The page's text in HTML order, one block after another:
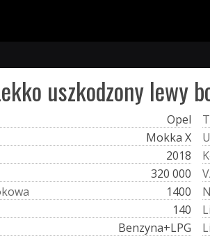
uszkodzony lewy
Opel
Mokka X
2018
320 000
kowa
1400
140
Benzyna+LPG
T
U
K
V
N
Li
Li